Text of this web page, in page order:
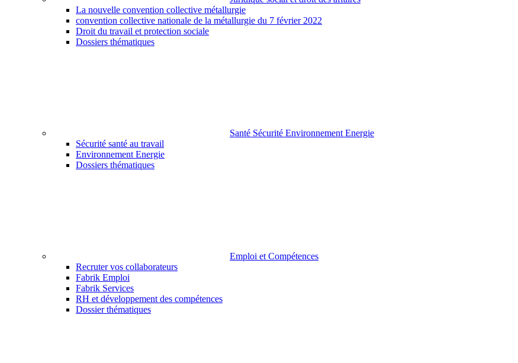
La nouvelle convention collective métallurgie
convention collective nationale de la métallurgie du 7 février 2022
Droit du travail et protection sociale
Dossiers thématiques
Santé Sécurité Environnement Energie
Sécurité santé au travail
Environnement Energie
Dossiers thématiques
Emploi et Compétences
Recruter vos collaborateurs
Fabrik Emploi
Fabrik Services
RH et développement des compétences
Dossier thématiques